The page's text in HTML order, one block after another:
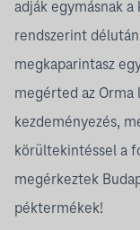
adják egymásnak
rendszerint
megkaparintasz
megérted az
kezdeményezés,
körültekintéssel a
megérkeztek
péktermékek!